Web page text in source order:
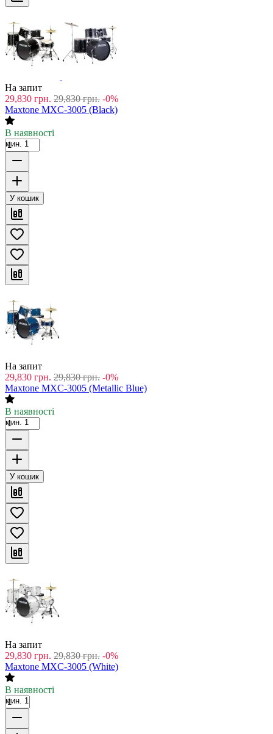
На запит
29,830 грн. 29,830 грн. -0%
Maxtone MXC-3005 (Black)
В наявності
мин. 1
У кошик
На запит
29,830 грн. 29,830 грн. -0%
Maxtone MXC-3005 (Metallic Blue)
В наявності
мин. 1
У кошик
На запит
29,830 грн. 29,830 грн. -0%
Maxtone MXC-3005 (White)
В наявності
мин. 1